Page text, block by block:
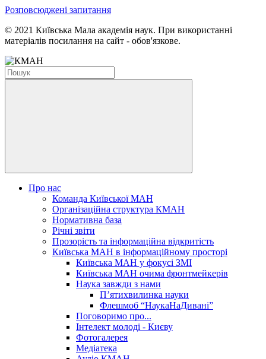
Розповсюджені запитання
© 2021 Київська Мала академія наук. При використанні
матеріалів посилання на сайт - обов'язкове.
Про нас
Команда Київської МАН
Організаційна структура КМАН
Нормативна база
Річні звіти
Прозорість та інформаційна відкритість
Київська МАН в інформаційному просторі
Київська МАН у фокусі ЗМІ
Київська МАН очима фронтмейкерів
Наука завжди з нами
П’ятихвилинка науки
Флешмоб “НаукаНаДивані”
Поговоримо про...
Інтелект молоді - Києву
Фотогалерея
Медіатека